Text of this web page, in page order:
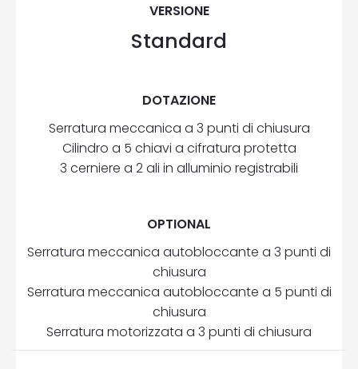
VERSIONE
Standard
DOTAZIONE
Serratura meccanica a 3 punti di chiusura
Cilindro a 5 chiavi a cifratura protetta
3 cerniere a 2 ali in alluminio registrabili
OPTIONAL
Serratura meccanica autobloccante a 3 punti di
chiusura
Serratura meccanica autobloccante a 5 punti di
chiusura
Serratura motorizzata a 3 punti di chiusura